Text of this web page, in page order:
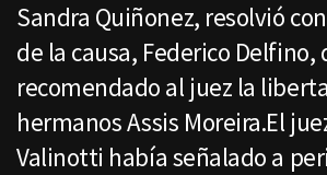
Sandra Quiñonez, resolvió
de la causa, Federico Delfino,
recomendado al juez la
hermanos Assis Moreira.El
Valinotti había señalado a